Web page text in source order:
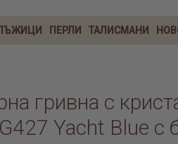
ПЕРЛИ ТАЛИСМАНИ
гривна с
Yacht Blue с